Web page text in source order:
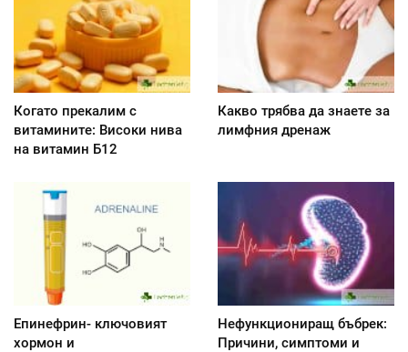
Когато прекалим с
витамините: Високи нива
на витамин Б12
Какво трябва да знаете за
лимфния дренаж
Епинефрин- ключовият
хормон и
Нефункциониращ бъбрек:
Причини, симптоми и